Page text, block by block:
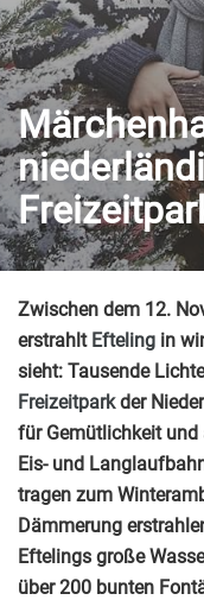
Zwischen dem 12.
erstrahlt Efteling in
sieht: Tausende
Freizeitparkder
für Gemütlichkeit und
Eis- und
tragen zum
Dämmerung
Eftelings große
über 200 bunten